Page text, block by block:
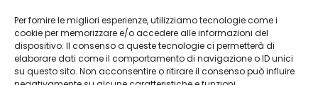
Per fornire le migliori esperienze, utilizziamo tecnologie come i
cookie per memorizzare e/o accedere alle informazioni del
dispositivo. Il consenso a queste tecnologie ci permetterà di
elaborare dati come il comportamento di navigazione o ID unici
su questo sito. Non acconsentire o ritirare il consenso può influire
Cookie Policy
Risorse Aggiuntive